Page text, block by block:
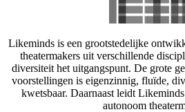
Likeminds is een grootstedelijke
theatermakers uit verschillende
diversiteit het uitgangspunt. De grote
voorstellingen is eigenzinnig, fluïde,
kwetsbaar. Daarnaast leidt
autonoom